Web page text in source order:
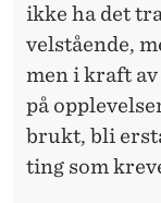
ikke ha det
velstående,
men i kraft
på
brukt, bli
ting som